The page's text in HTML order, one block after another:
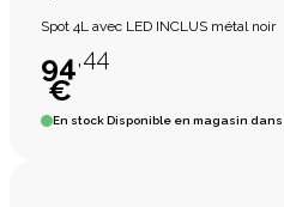
Spot 4L avec LED INCLUS métal noir
94,44
€
En stockDisponible en magasin dans